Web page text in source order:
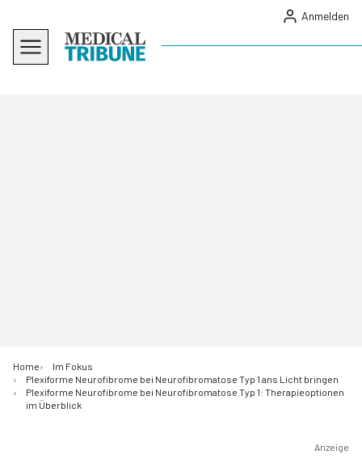
Anmelden
Home
Im Fokus
Plexiforme Neurofibrome bei Neurofibromatose Typ 1 ans Licht bringen
Plexiforme Neurofibrome bei Neurofibromatose Typ 1: Therapieoptionen
im Überblick
Anzeige